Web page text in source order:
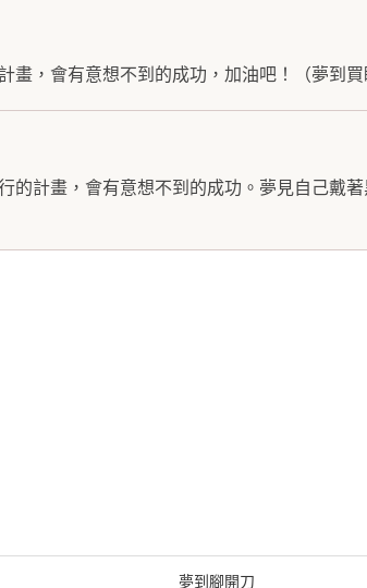
畫，會有意想不到的成功，加油吧！（夢到買
的計畫，會有意想不到的成功。夢見自己戴
夢到腳開刀